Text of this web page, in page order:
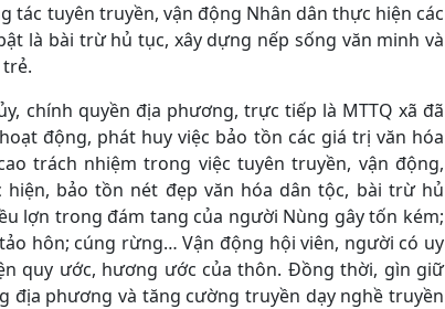
tác tuyên truyền, vận động Nhân dân thực hiện các
là bài trừ hủ tục, xây dựng nếp sống văn minh và
chính quyền địa phương, trực tiếp là MTTQ xã đã
động, phát huy việc bảo tồn các giá trị văn hóa
trách nhiệm trong việc tuyên truyền, vận động,
bảo tồn nét đẹp văn hóa dân tộc, bài trừ hủ
lợn trong đám tang của người Nùng gây tốn kém;
hôn; cúng rừng… Vận động hội viên, người có uy
quy ước, hương ước của thôn. Đồng thời, gìn giữ
địa phương và tăng cường truyền dạy nghề truyền